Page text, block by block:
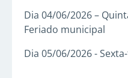
Dia 04/06/2026 –
Feriado municipal
Dia 05/06/2026 -